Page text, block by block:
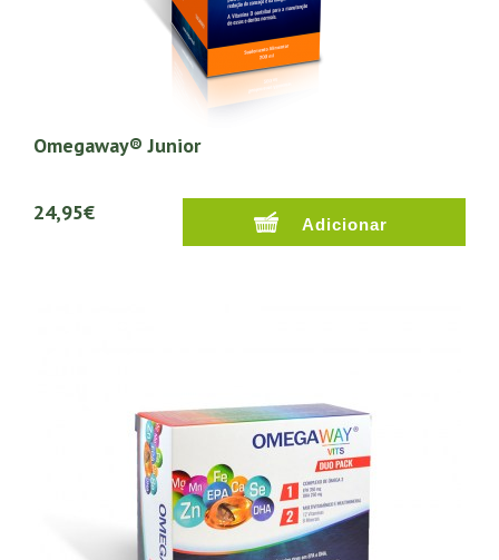
Omegaway® Junior
24,95€